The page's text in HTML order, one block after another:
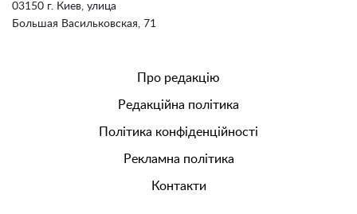
03150 г. Киев, улица
Большая Васильковская, 71
Про редакцію
Редакційна політика
Політика конфіденційності
Рекламна політика
Контакти